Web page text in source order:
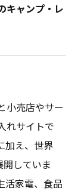
キャンプ・レ
小売店やサー
れサイトで
加え、世界
していま
活家電、食品